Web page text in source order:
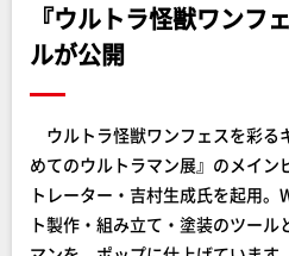
『ウルトラ怪獣ワンフ
ルが公開
ウルトラ怪獣ワンフェスを彩る
めてのウルトラマン展』のメイン
トレーター・吉村生成氏を起用。
ト製作・組み立て・塗装のツー